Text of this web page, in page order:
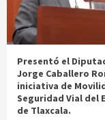
Presentó el
Jorge Caballero
iniciativa de
Seguridad Vial del
de Tlaxcala.